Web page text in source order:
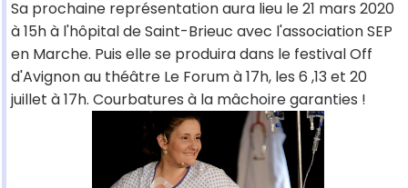
Sa prochaine représentation aura lieu le 21 mars 2020
à 15h à l'hôpital de Saint-Brieuc avec l'association SEP
en Marche. Puis elle se produira dans le festival Off
d'Avignon au théâtre Le Forum à 17h, les 6 ,13 et 20
juillet à 17h. Courbatures à la mâchoire garanties !